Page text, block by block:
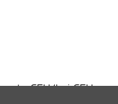
CFU/h, i CFU